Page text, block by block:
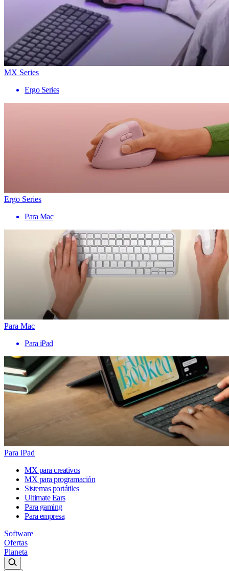
MX Series
Ergo Series
Ergo Series
Para Mac
Para Mac
Para iPad
Para iPad
MX para creativos
MX para programación
Sistemas portátiles
Ultimate Ears
Para gaming
Para empresa
Software
Ofertas
Planeta